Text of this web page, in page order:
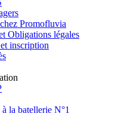
Promofluvia
Obligations légales
inscription
la batellerie N°1